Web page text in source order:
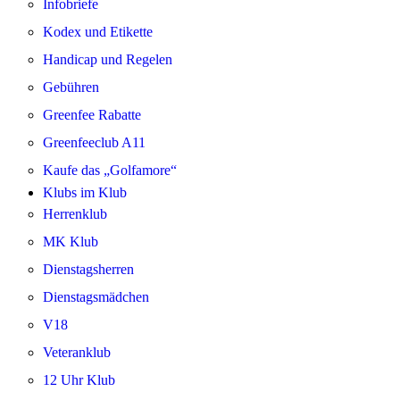
Infobriefe
Kodex und Etikette
Handicap und Regelen
Gebühren
Greenfee Rabatte
Greenfeeclub A11
Kaufe das „Golfamore“
Klubs im Klub
Herrenklub
MK Klub
Dienstagsherren
Dienstagsmädchen
V18
Veteranklub
12 Uhr Klub